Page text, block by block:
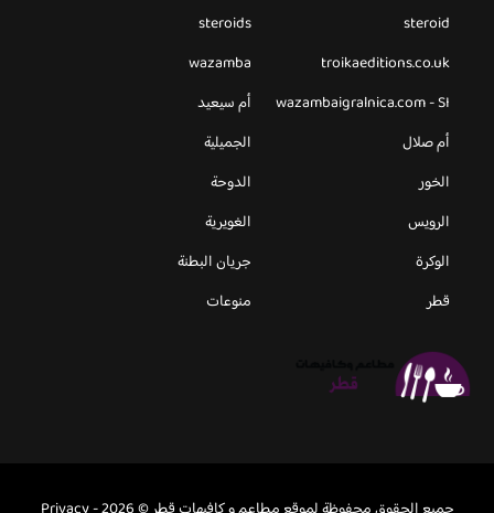
steroid
steroids
troikaeditions.co.uk
wazamba
wazambaigralnica.com - SI
أم سيعيد
أم صلال
الجميلية
الخور
الدوحة
الرويس
الغويرية
الوكرة
جريان البطنة
قطر
منوعات